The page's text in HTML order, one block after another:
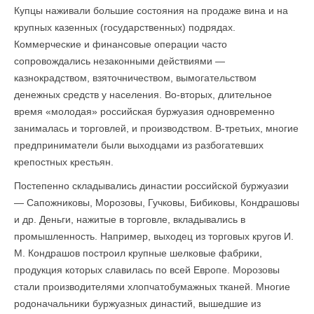
Купцы наживали большие состояния на продаже вина и на
крупных казенных (государственных) подрядах.
Коммерческие и финансовые операции часто
сопровождались незаконными действиями —
казнокрадством, взяточничеством, вымогательством
денежных средств у населения. Во-вторых, длительное
время «молодая» российская буржуазия одновременно
занималась и торговлей, и производством. В-третьих, многие
предприниматели были выходцами из разбогатевших
крепостных крестьян.
Постепенно складывались династии российской буржуазии
— Сапожниковы, Морозовы, Гучковы, Бибиковы, Кондрашовы
и др. Деньги, нажитые в торговле, вкладывались в
промышленность. Например, выходец из торговых кругов И.
М. Кондрашов построил крупные шелковые фабрики,
продукция которых славилась по всей Европе. Морозовы
стали производителями хлопчатобумажных тканей. Многие
родоначальники буржуазных династий, вышедшие из